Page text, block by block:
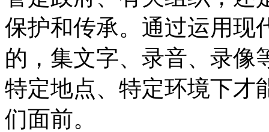
保护和传承。通过运用现
的，集文字、录音、录像
特定地点、特定环境下才
们面前。